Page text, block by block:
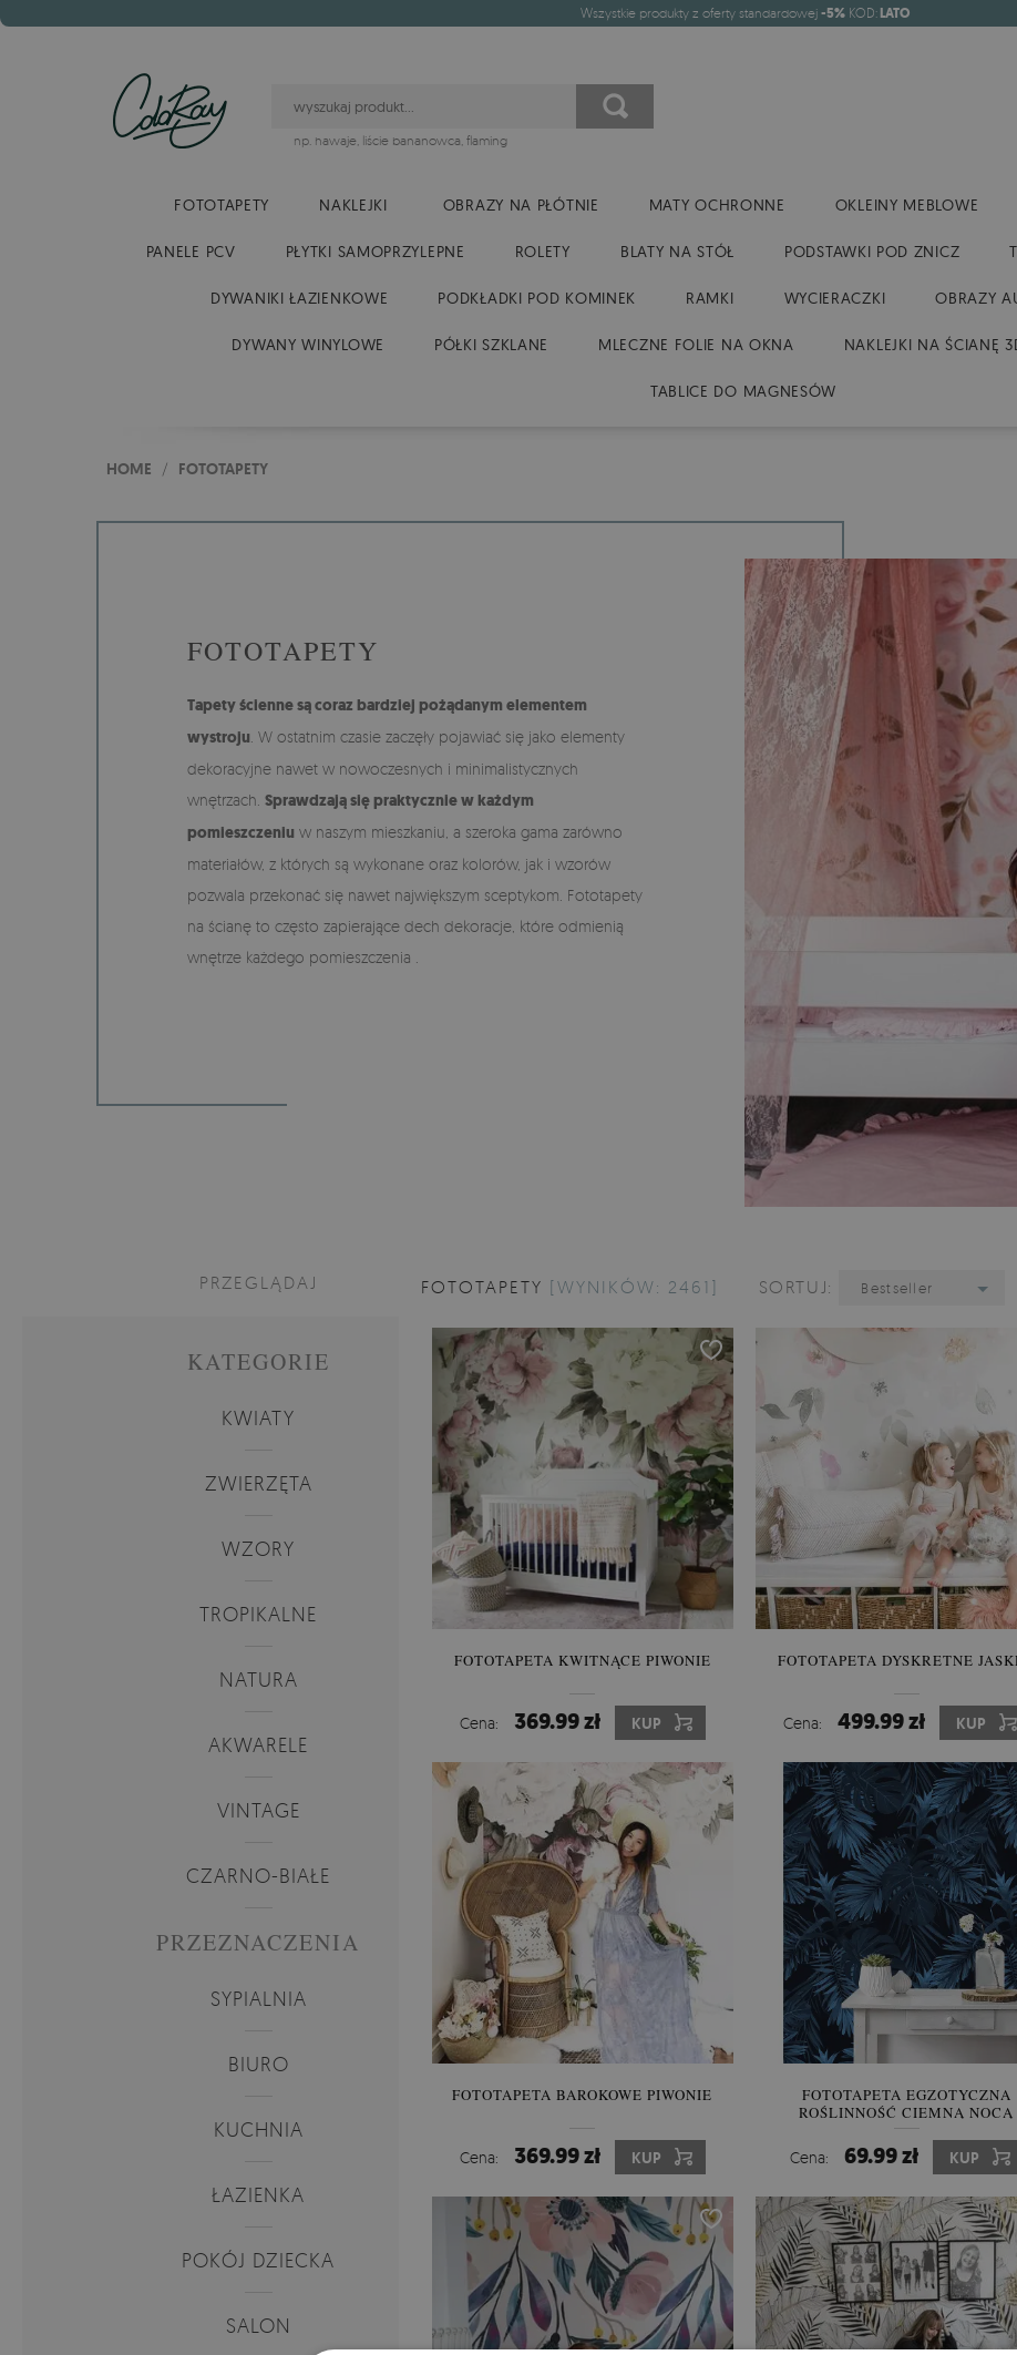
Wszystkie produkty z oferty standardowej -5%KOD:LATO
np. hawaje, liście bananowca, flaming
FOTOTAPETY NAKLEJKI OBRAZY NA PŁÓTNIE MATY OCHRONNE OKLEINY MEBLOWE
PANELE PCV PŁYTKI SAMOPRZYLEPNE ROLETY BLATY NA STÓŁ PODSTAWKI POD ZNICZ
DYWANIKI ŁAZIENKOWE PODKŁADKI POD KOMINEK RAMKI WYCIERACZKI OBRAZY
DYWANY WINYLOWE PÓŁKI SZKLANE MLECZNE FOLIE NA OKNA NAKLEJKI NA ŚCIANĘ
TABLICE DO MAGNESÓW
HOME / FOTOTAPETY
FOTOTAPETY
Tapety ścienne są coraz bardziej pożądanym elementem
wystroju . W ostatnim czasie zaczęły pojawiać się jako elementy
dekoracyjne nawet w nowoczesnych i minimalistycznych
wnętrzach. Sprawdzają się praktycznie w każdym
pomieszczeniu w naszym mieszkaniu, a szeroka gama zarówno
materiałów, z których są wykonane oraz kolorów, jak i wzorów
pozwala przekonać się nawet największym sceptykom. Fototapety
na ścianę to często zapierające dech dekoracje, które odmienią
wnętrze każdego pomieszczenia .
PRZEGLĄDAJ
KATEGORIE
KWIATY
ZWIERZĘTA
WZORY
TROPIKALNE
NATURA
AKWARELE
VINTAGE
CZARNO-BIAŁE
PRZEZNACZENIA
SYPIALNIA
BIURO
KUCHNIA
ŁAZIENKA
POKÓJ DZIECKA
SALON
FOTOTAPETY [WYNIKÓW: 2461] SORTUJ: Bestseller
FOTOTAPETA KWITNĄCE PIWONIE
Cena: 369.99 zł KUP
FOTOTAPETA DYSKRETNE
Cena: 499.99 zł KUP
FOTOTAPETA BAROKOWE PIWONIE
Cena: 369.99 zł KUP
FOTOTAPETA EGZOTYCZNA
ROŚLINNOŚĆ CIEMNĄ NOCĄ
Cena: 69.99 zł KUP